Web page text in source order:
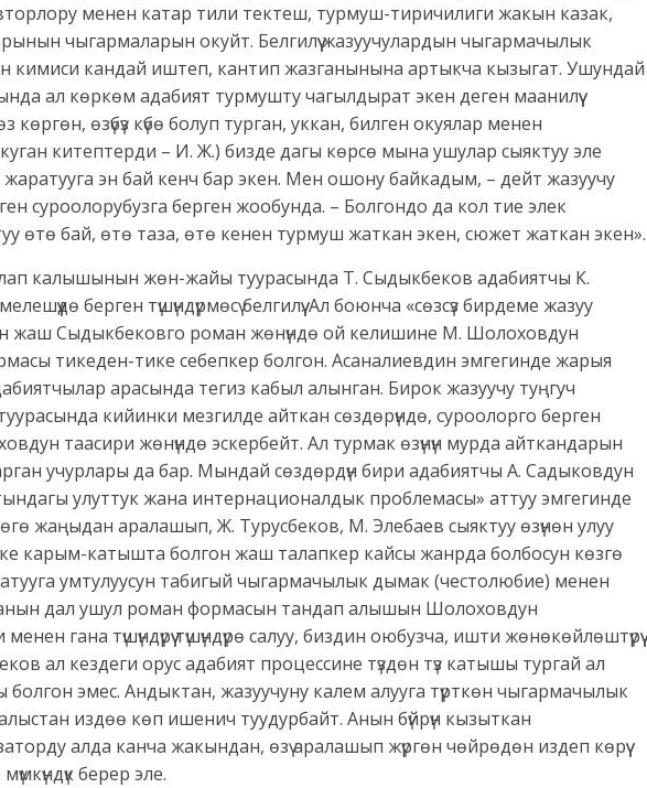
менен катар тили тектеш, турмуш-тиричилиги жакын казак,
чыгармаларын окуйт. Белгилүү жазуучулардын чыгармачылык
кимиси кандай иштеп, кантип жазганынына артыкча кызыгат. Ушундай
ал көркөм адабият турмушту чагылдырат экен деген маанилүү
өзүбүз күбө болуп турган, уккан, билген окуялар менен
китептерди – И. Ж.) бизде дагы көрсө мына ушулар сыяктуу эле
эн бай кенч бар экен. Мен ошону байкадым, – дейт жазуучу
суроолорубузга берген жообунда. – Болгондо да кол тие элек
өтө бай, өтө таза, өтө кенен турмуш жаткан экен, сюжет жаткан экен».
калышынын жөн-жайы туурасында Т. Сыдыкбеков адабиятчы К.
берген түшүндүрмөсү белгилүү. Ал боюнча «сөзсүз бирдеме жазуу
жаш Сыдыкбековго роман жөнүндө ой келишине М. Шолоховдун
тикеден-тике себепкер болгон. Асаналиевдин эмгегинде жарыя
арасында тегиз кабыл алынган. Бирок жазуучу туңгуч
кийинки мезгилде айткан сөздөрүндө, суроолорго берген
таасири жөнүндө эскербейт. Ал турмак өзүнүн мурда айткандарын
учурлары да бар. Мындай сөздөрдүн бири адабиятчы А. Садыковдун
улуттук жана интернационалдык проблемасы» аттуу эмгегинде
жаңыдан аралашып, Ж. Турусбеков, М. Элебаев сыяктуу өзүнөн улуу
карым-катышта болгон жаш талапкер кайсы жанрда болбосун көзгө
умтулуусун табигый чыгармачылык дымак (честолюбие) менен
анын дал ушул роман формасын тандап алышын Шолоховдун
гана түшүндүрүү түшүндүрө салуу, биздин оюбузча, ишти жөнөкөйлөштүрүү
ал кездеги орус адабият процессине түздөн түз катышы тургай ал
болгон эмес. Андыктан, жазуучуну калем алууга түрткөн чыгармачылык
издөө көп ишенич туудурбайт. Анын бүйрүн кызыткан
алда канча жакындан, өзү аралашып жүргөн чөйрөдөн издеп көрүү
берер эле.